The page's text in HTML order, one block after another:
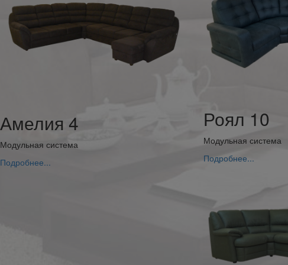
Амелия 4
Модульная система
Подробнее...
Роял 10
Модульная система
Подробнее...